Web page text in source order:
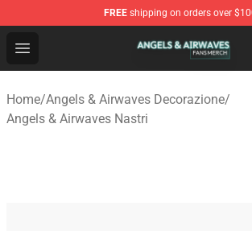
FREE shipping on orders over
Open menu
Angels & Airwaves Shop - Official
Home/Angels & Airwaves Decorazione/
Angels & Airwaves Nastri